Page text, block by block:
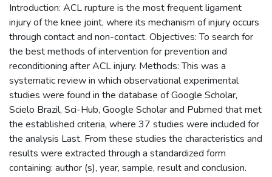
Introduction: ACL rupture is the most frequent ligament
injury of the knee joint, where its mechanism of injury occurs
through contact and non-contact. Objectives: To search for
the best methods of intervention for prevention and
reconditioning after ACL injury. Methods: This was a
systematic review in which observational experimental
studies were found in the database of Google Scholar,
Scielo Brazil, Sci-Hub, Google Scholar and Pubmed that met
the established criteria, where 37 studies were included for
the analysis Last. From these studies the characteristics and
results were extracted through a standardized form
containing: author (s), year, sample, result and conclusion.